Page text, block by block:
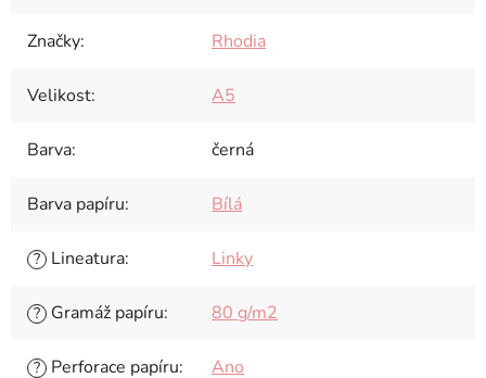
Značky: Rhodia
Velikost: A5
Barva: černá
Barva papíru: Bílá
? Lineatura: Linky
? Gramáž papíru: 80 g/m2
? Perforace papíru: Ano